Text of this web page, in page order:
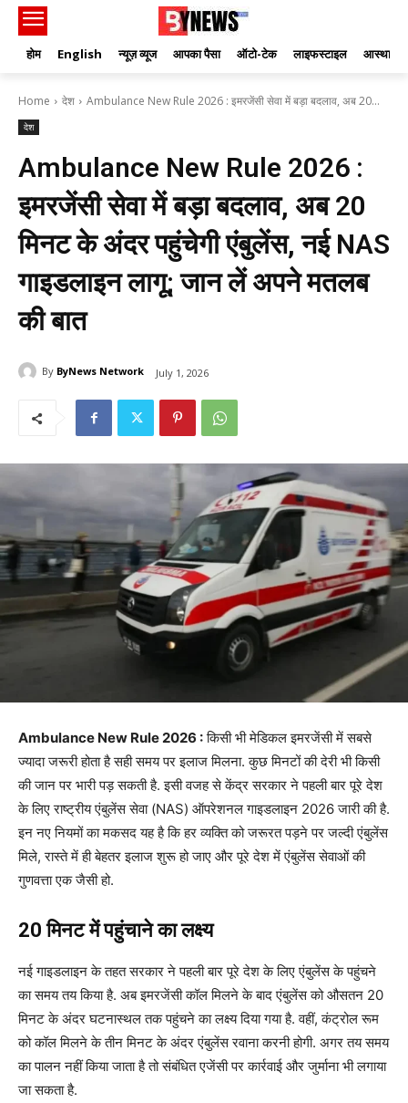
होम English न्यूज़ व्यूज आपका पैसा ऑटो-टेक लाइफस्टाइल आस्था
Home देश Ambulance New Rule 2026 : इमरजेंसी सेवा में बड़ा बदलाव, अब 20...
देश
Ambulance New Rule 2026 :
इमरजेंसी सेवा में बड़ा बदलाव, अब 20
मिनट के अंदर पहुंचेगी एंबुलेंस, नई NAS
गाइडलाइन लागू; जान लें अपने मतलब
की बात
By ByNews Network July 1, 2026
Ambulance New Rule 2026 :किसी भी मेडिकल इमरजेंसी में सबसे
ज्यादा जरूरी होता है सही समय पर इलाज मिलना. कुछ मिनटों की देरी भी किसी
की जान पर भारी पड़ सकती है. इसी वजह से केंद्र सरकार ने पहली बार पूरे देश
के लिए राष्ट्रीय एंबुलेंस सेवा (NAS) ऑपरेशनल गाइडलाइन 2026 जारी की है.
इन नए नियमों का मकसद यह है कि हर व्यक्ति को जरूरत पड़ने पर जल्दी एंबुलेंस
मिले, रास्ते में ही बेहतर इलाज शुरू हो जाए और पूरे देश में एंबुलेंस सेवाओं की
गुणवत्ता एक जैसी हो.
20 मिनट में पहुंचाने का लक्ष्य
नई गाइडलाइन के तहत सरकार ने पहली बार पूरे देश के लिए एंबुलेंस के पहुंचने
का समय तय किया है. अब इमरजेंसी कॉल मिलने के बाद एंबुलेंस को औसतन 20
मिनट के अंदर घटनास्थल तक पहुंचने का लक्ष्य दिया गया है. वहीं, कंट्रोल रूम
को कॉल मिलने के तीन मिनट के अंदर एंबुलेंस रवाना करनी होगी. अगर तय समय
का पालन नहीं किया जाता है तो संबंधित एजेंसी पर कार्रवाई और जुर्माना भी लगाया
जा सकता है.